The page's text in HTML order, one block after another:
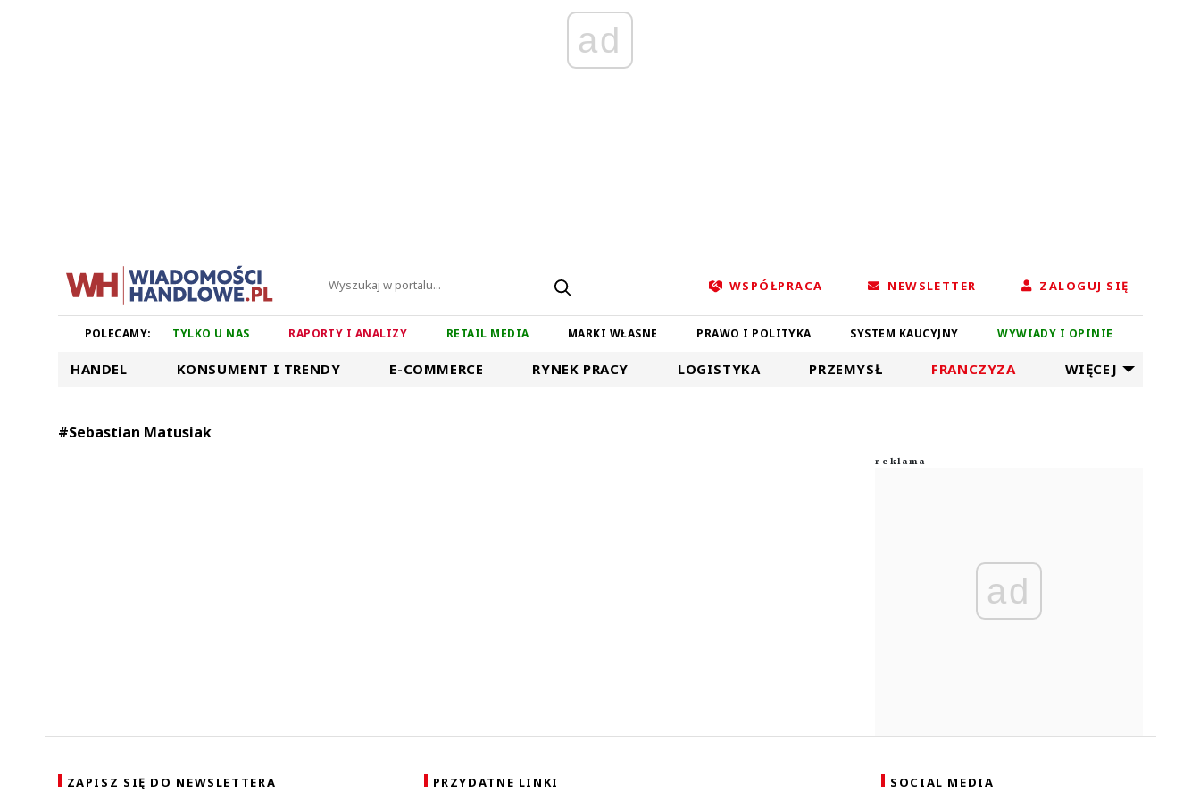
ad
WSPÓŁPRACA NEWSLETTER ZALOGUJ SIĘ
POLECAMY: TYLKO U NAS RAPORTY I ANALIZY RETAIL MEDIA MARKI WŁASNE PRAWO I POLITYKA SYSTEM KAUCYJNY WYWIADY I OPINIE
HANDEL KONSUMENT I TRENDY E-COMMERCE RYNEK PRACY LOGISTYKA PRZEMYSŁ FRANCZYZA WIĘCEJ
#Sebastian Matusiak
ad
ZAPISZ SIĘ DO NEWSLETTERA PRZYDATNE LINKI SOCIAL MEDIA